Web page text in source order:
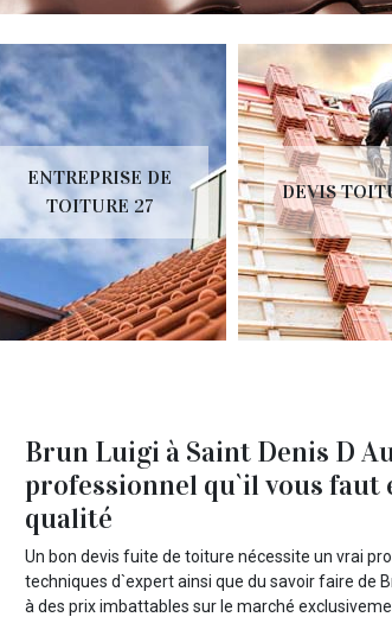
ENTREPRISE DE
TOITURE 27
DEVIS
Brun Luigi à Saint Denis D
professionnel qu`il vous faut
qualité
Un bon devis fuite de toiture nécessite un vrai
techniques d`expert ainsi que du savoir faire de
à des prix imbattables sur le marché